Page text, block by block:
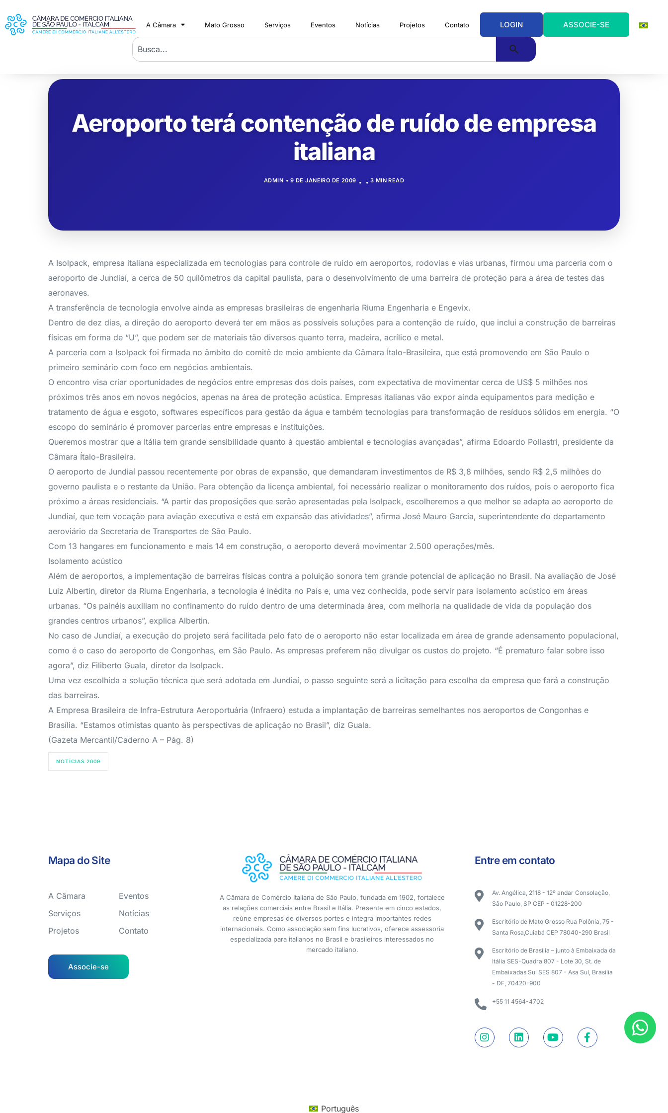
A Câmara Mato Grosso Serviços Eventos Notícias Projetos Contato LOGIN ASSOCIE-SE
Aeroporto terá contenção de ruído de empresa
italiana
ADMIN 9 DE JANEIRO DE 2009 3 MIN READ
A Isolpack, empresa italiana especializada em tecnologias para controle de ruído em aeroportos, rodovias e vias urbanas, firmou uma parceria com o
aeroporto de Jundiaí, a cerca de 50 quilômetros da capital paulista, para o desenvolvimento de uma barreira de proteção para a área de testes das
aeronaves.
A transferência de tecnologia envolve ainda as empresas brasileiras de engenharia Riuma Engenharia e Engevix.
Dentro de dez dias, a direção do aeroporto deverá ter em mãos as possíveis soluções para a contenção de ruído, que inclui a construção de barreiras
físicas em forma de “U”, que podem ser de materiais tão diversos quanto terra, madeira, acrílico e metal.
A parceria com a Isolpack foi firmada no âmbito do comitê de meio ambiente da Câmara Ítalo-Brasileira, que está promovendo em São Paulo o
primeiro seminário com foco em negócios ambientais.
O encontro visa criar oportunidades de negócios entre empresas dos dois países, com expectativa de movimentar cerca de US$ 5 milhões nos
próximos três anos em novos negócios, apenas na área de proteção acústica. Empresas italianas vão expor ainda equipamentos para medição e
tratamento de água e esgoto, softwares específicos para gestão da água e também tecnologias para transformação de resíduos sólidos em energia. “O
escopo do seminário é promover parcerias entre empresas e instituições.
Queremos mostrar que a Itália tem grande sensibilidade quanto à questão ambiental e tecnologias avançadas”, afirma Edoardo Pollastri, presidente da
Câmara Ítalo-Brasileira.
O aeroporto de Jundiaí passou recentemente por obras de expansão, que demandaram investimentos de R$ 3,8 milhões, sendo R$ 2,5 milhões do
governo paulista e o restante da União. Para obtenção da licença ambiental, foi necessário realizar o monitoramento dos ruídos, pois o aeroporto fica
próximo a áreas residenciais. “A partir das proposições que serão apresentadas pela Isolpack, escolheremos a que melhor se adapta ao aeroporto de
Jundiaí, que tem vocação para aviação executiva e está em expansão das atividades”, afirma José Mauro Garcia, superintendente do departamento
aeroviário da Secretaria de Transportes de São Paulo.
Com 13 hangares em funcionamento e mais 14 em construção, o aeroporto deverá movimentar 2.500 operações/mês.
Isolamento acústico
Além de aeroportos, a implementação de barreiras físicas contra a poluição sonora tem grande potencial de aplicação no Brasil. Na avaliação de José
Luiz Albertin, diretor da Riuma Engenharia, a tecnologia é inédita no País e, uma vez conhecida, pode servir para isolamento acústico em áreas
urbanas. “Os painéis auxiliam no confinamento do ruído dentro de uma determinada área, com melhoria na qualidade de vida da população dos
grandes centros urbanos”, explica Albertin.
No caso de Jundiaí, a execução do projeto será facilitada pelo fato de o aeroporto não estar localizada em área de grande adensamento populacional,
como é o caso do aeroporto de Congonhas, em São Paulo. As empresas preferem não divulgar os custos do projeto. “É prematuro falar sobre isso
agora”, diz Filiberto Guala, diretor da Isolpack.
Uma vez escolhida a solução técnica que será adotada em Jundiaí, o passo seguinte será a licitação para escolha da empresa que fará a construção
das barreiras.
A Empresa Brasileira de Infra-Estrutura Aeroportuária (Infraero) estuda a implantação de barreiras semelhantes nos aeroportos de Congonhas e
Brasília. “Estamos otimistas quanto às perspectivas de aplicação no Brasil”, diz Guala.
(Gazeta Mercantil/Caderno A – Pág. 8)
NOTÍCIAS 2009
Mapa do Site
A Câmara
Serviços
Projetos
Eventos
Notícias
Contato
Associe-se
A Câmara de Comércio Italiana de São Paulo, fundada em 1902, fortalece
as relações comerciais entre Brasil e Itália. Presente em cinco estados,
reúne empresas de diversos portes e integra importantes redes
internacionais. Como associação sem fins lucrativos, oferece assessoria
especializada para italianos no Brasil e brasileiros interessados no
mercado italiano.
Entre em contato
Av. Angélica, 2118 - 12º andar Consolação,
São Paulo, SP CEP - 01228-200
Escritório de Mato Grosso Rua Polônia, 75 -
Santa Rosa,Cuiabá CEP 78040-290 Brasil
Escritório de Brasília – junto à Embaixada da
Itália SES-Quadra 807 - Lote 30, St. de
Embaixadas Sul SES 807 - Asa Sul, Brasília
- DF, 70420-900
+55 11 4564-4702
Português